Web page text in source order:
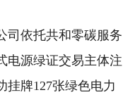
依托共和零碳服务
电源绿证交易主体注
挂牌127张绿色电力